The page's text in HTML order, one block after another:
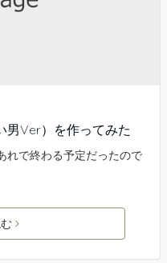
男Ver）を作ってみた
れで終わる予定だったので